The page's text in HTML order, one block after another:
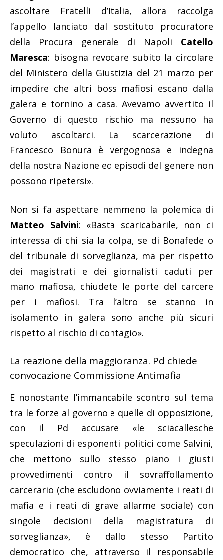
ascoltare Fratelli d’Italia, allora raccolga
l’appello lanciato dal sostituto procuratore
della Procura generale di Napoli Catello
Maresca: bisogna revocare subito la circolare
del Ministero della Giustizia del 21 marzo per
impedire che altri boss mafiosi escano dalla
galera e tornino a casa. Avevamo avvertito il
Governo di questo rischio ma nessuno ha
voluto ascoltarci. La scarcerazione di
Francesco Bonura è vergognosa e indegna
della nostra Nazione ed episodi del genere non
possono ripetersi».
Non si fa aspettare nemmeno la polemica di
Matteo Salvini: «Basta scaricabarile, non ci
interessa di chi sia la colpa, se di Bonafede o
del tribunale di sorveglianza, ma per rispetto
dei magistrati e dei giornalisti caduti per
mano mafiosa, chiudete le porte del carcere
per i mafiosi. Tra l’altro se stanno in
isolamento in galera sono anche più sicuri
rispetto al rischio di contagio».
La reazione della maggioranza. Pd chiede
convocazione Commissione Antimafia
E nonostante l’immancabile scontro sul tema
tra le forze al governo e quelle di opposizione,
con il Pd accusare «le sciacallesche
speculazioni di esponenti politici come Salvini,
che mettono sullo stesso piano i giusti
provvedimenti contro il sovraffollamento
carcerario (che escludono ovviamente i reati di
mafia e i reati di grave allarme sociale) con
singole decisioni della magistratura di
sorveglianza», è dallo stesso Partito
democratico che, attraverso il responsabile